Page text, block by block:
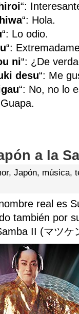
“:
“: Hola.
“: Lo odio.
“:
ni“: ¿De
desu“: Me
“: No, no lo
a la
, Japón, música,
real es
también por
II (マツケ